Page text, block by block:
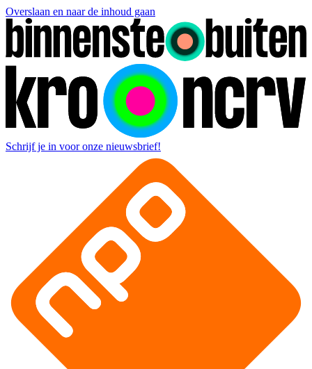
Overslaan en naar de inhoud gaan
Schrijf je in voor onze nieuwsbrief!